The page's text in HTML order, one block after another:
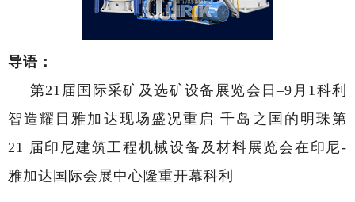
导语：
第21届国际采矿及选矿设备展览会日–9月1科利
智造耀目雅加达现场盛况重启 千岛之国的明珠第
21 届印尼建筑工程机械设备及材料展览会在印尼-
雅加达国际会展中心隆重开幕科利